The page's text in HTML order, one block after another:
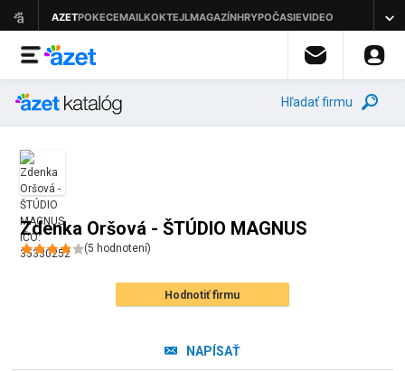
Hľadať firmu
Zdenka Oršová - ŠTÚDIO MAGNUS
(5 hodnotení)
Hodnotiť firmu
NAPÍSAŤ